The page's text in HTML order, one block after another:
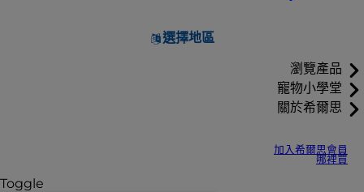
選擇地區
瀏覽產品
寵物小學堂
關於希爾思
加入希爾思會員
哪裡買
Toggle